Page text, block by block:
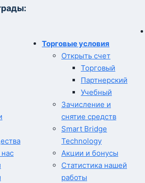
Торговые условия
Открыть счет
Торговый
Партнерский
Учебный
Зачисление и
снятие средств
Smart Bridge
Technology
Акции и бонусы
Статистика нашей
работы